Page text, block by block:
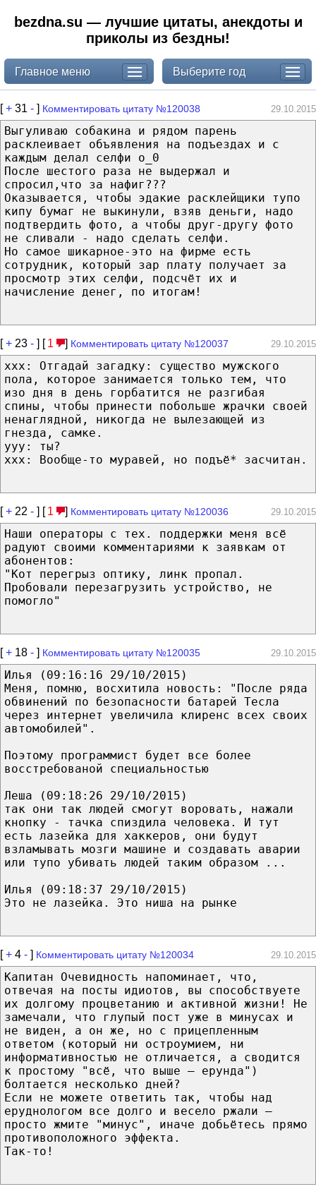
bezdna.su — лучшие цитаты, анекдоты и
приколы из бездны!
Главное меню Выберите год
[+ 31 - ] Комментировать цитату №120038 29.10.2015
Выгуливаю собакина и рядом парень
расклеивает объявления на подъездах и с
каждым делал селфи о_0
После шестого раза не выдержал и
спросил,что за нафиг???
Оказывается, чтобы эдакие расклейщики тупо
кипу бумаг не выкинули, взяв деньги, надо
подтвердить фото, а чтобы друг-другу фото
не сливали - надо сделать селфи.
Но самое шикарное-это на фирме есть
сотрудник, который зар плату получает за
просмотр этих селфи, подсчёт их и
начисление денег, по итогам!
[+ 23 - ] [ 1 ] Комментировать цитату №120037 29.10.2015
хxх: Отгадай загадку: существо мужского
пола, которое занимается только тем, что
изо дня в день горбатится не разгибая
спины, чтобы принести побольше жрачки своей
ненаглядной, никогда не вылезающей из
гнезда, самке.
yyy: ты?
хxх: Вообще-то муравей, но подъё* засчитан.
[+ 22 - ] [ 1 ] Комментировать цитату №120036 29.10.2015
Наши операторы с тех. поддержки меня всё
радуют своими комментариями к заявкам от
абонентов:
"Кот перегрыз оптику, линк пропал.
Пробовали перезагрузить устройство, не
помогло"
[+ 18 - ] Комментировать цитату №120035 29.10.2015
Илья (09:16:16 29/10/2015)
Меня, помню, восхитила новость: "После ряда
обвинений по безопасности батарей Тесла
через интернет увеличила клиренс всех своих
автомобилей".
Поэтому программист будет все более
восстребованой специальностью
Леша (09:18:26 29/10/2015)
так они так людей смогут воровать, нажали
кнопку - тачка спиздила человека. И тут
есть лазейка для хаккеров, они будут
взламывать мозги машине и создавать аварии
или тупо убивать людей таким образом ...
Илья (09:18:37 29/10/2015)
Это не лазейка. Это ниша на рынке
[+ 4 - ] Комментировать цитату №120034 29.10.2015
Капитан Очевидность напоминает, что,
отвечая на посты идиотов, вы способствуете
их долгому процветанию и активной жизни! Не
замечали, что глупый пост уже в минусах и
не виден, а он же, но с прицепленным
ответом (который ни остроумием, ни
информативностью не отличается, а сводится
к простому "всё, что выше — ерунда")
болтается несколько дней?
Если не можете ответить так, чтобы над
еруднологом все долго и весело ржали —
просто жмите "минус", иначе добьётесь прямо
противоположного эффекта.
Так-то!